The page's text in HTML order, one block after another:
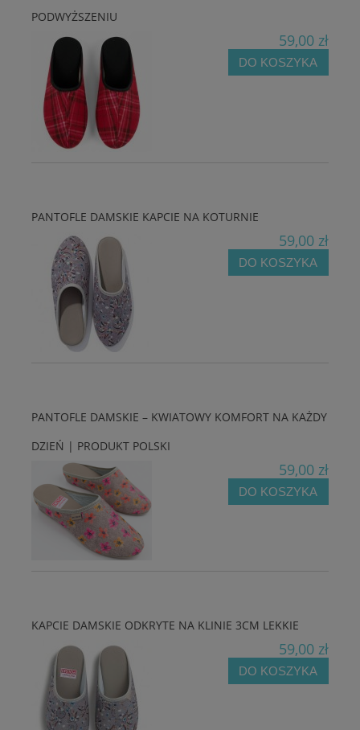
PODWYŻSZENIU
59,00 zł
DO KOSZYKA
PANTOFLE DAMSKIE KAPCIE NA KOTURNIE
59,00 zł
DO KOSZYKA
PANTOFLE DAMSKIE – KWIATOWY KOMFORT NA KAŻDY
DZIEŃ | PRODUKT POLSKI
59,00 zł
DO KOSZYKA
KAPCIE DAMSKIE ODKRYTE NA KLINIE 3CM LEKKIE
59,00 zł
DO KOSZYKA